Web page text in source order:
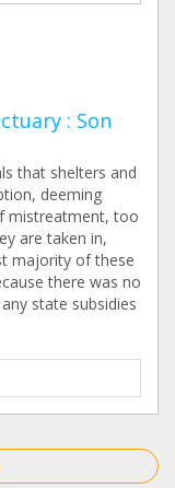
: Son
that shelters and
deeming
mistreatment, too
are taken in,
majority of these
there was no
state subsidies